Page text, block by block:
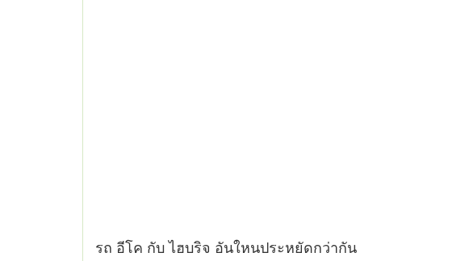
รถ อีโค กับ ไฮบริจ อันใหนประหยัดกว่ากัน